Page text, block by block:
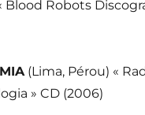
Blood Robots
(Lima, Pérou) «
» CD (2006)